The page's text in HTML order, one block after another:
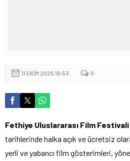
11 EKIM 2025 18:53 0
Fethiye Uluslararası Film Festivali
tarihlerinde halka açık ve ücretsiz
yerli ve yabancı film gösterimleri,